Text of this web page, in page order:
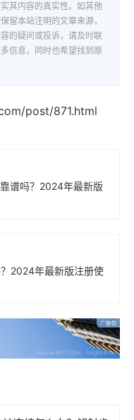
其内容的真实性。如其他
留本站注明的文章来源，
的疑问或投诉，请及时联
信息，同时也希望找到原
post/871.html
谱吗？2024年最新版
2024年最新版注册使